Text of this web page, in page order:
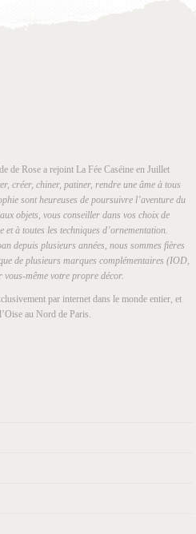
de Rose a rejoint La Fée Caséine en Juillet
créer, chiner, patiner, rendre une âme à tous
sont heureuses de poursuivre l’aventure du
objets, vous conseiller dans vos choix de
à toutes les techniques d’ornementation.
depuis plusieurs années, nous sommes fières
de plusieurs marques complémentaires (IOD,
même votre propre décor.
par internet dans le monde entier, et
au Nord de Paris.